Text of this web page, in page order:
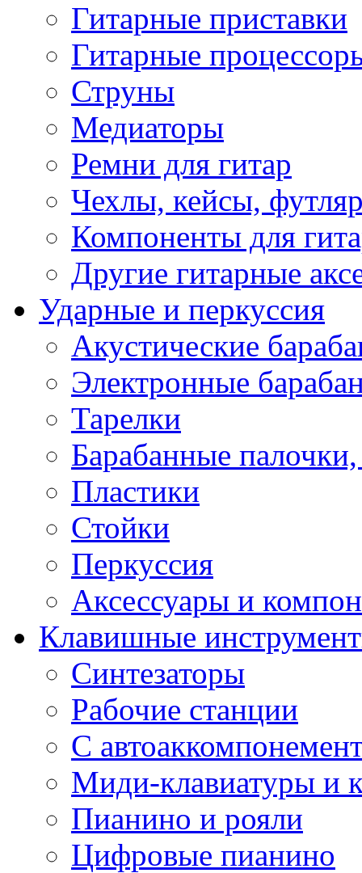
Гитарные приставки
Гитарные
Струны
Медиаторы
Ремни для гитар
Чехлы, кейсы,
Компоненты для
Другие гитарные
Ударные и перкуссия
Акустические
Электронные
Тарелки
Барабанные
Пластики
Стойки
Перкуссия
Аксессуары и
Клавишные
Синтезаторы
Рабочие станции
С
Миди-клавиатуры и
Пианино и рояли
Цифровые пианино